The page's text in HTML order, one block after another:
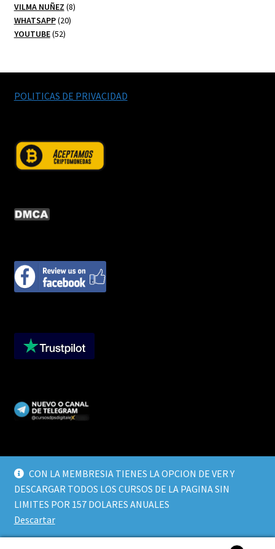
CON LA MEMBRESIA TIENES LA OPCION DE VER Y
DESCARGAR TODOS LOS CURSOS DE LA PAGINA SIN
LIMITES POR 157 DOLARES ANUALES
Descartar
productos
VILMA NUÑEZ 88
WHATSAPP 2020
YOUTUBE 5252
POLITICAS DE PRIVACIDAD
© CURSOS DIGITALEX 2026
TERMINOS Y CONDICIONES
Built with WooCommerce